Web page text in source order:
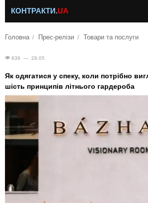
КОНТРАКТИ.UA
Головна Прес-релізи Товари та послуги
839 — 28.05
Як одягатися у спеку, коли потрібно
шість принципів літнього гардероба